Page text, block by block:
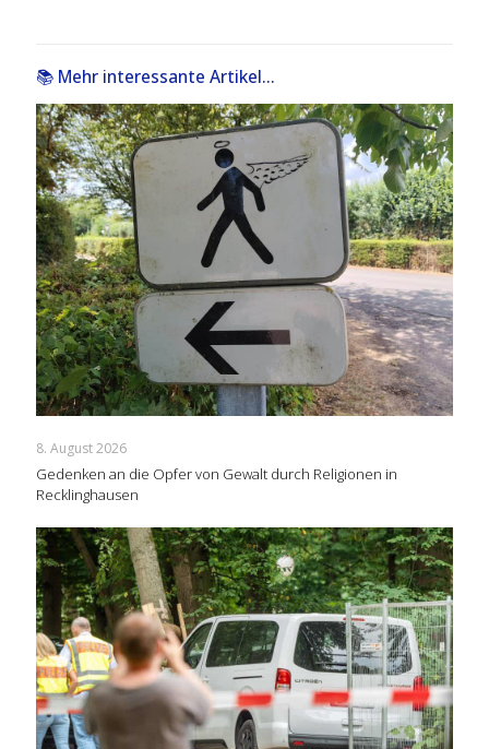
📚 Mehr interessante Artikel...
8. August 2026
Gedenken an die Opfer von Gewalt durch Religionen in
Recklinghausen